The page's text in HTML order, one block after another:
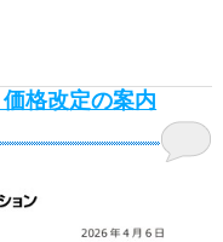
格改定の案内